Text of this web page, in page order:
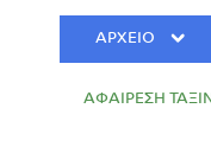
ΑΡΧΕΙΟ
ΑΦΑΙΡΕΣΗ